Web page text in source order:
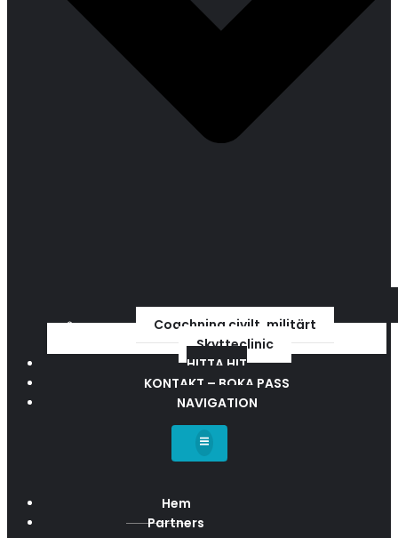
Coachning civilt, militärt
Skytteclinic
HITTA HIT
KONTAKT – BOKA PASS
NAVIGATION
Hem
Partners